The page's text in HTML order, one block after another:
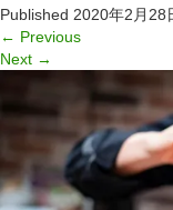
Published 2020年2月28
← Previous
Next →